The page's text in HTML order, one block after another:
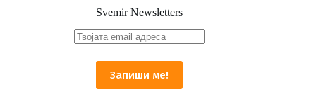
Svemir Newsletters